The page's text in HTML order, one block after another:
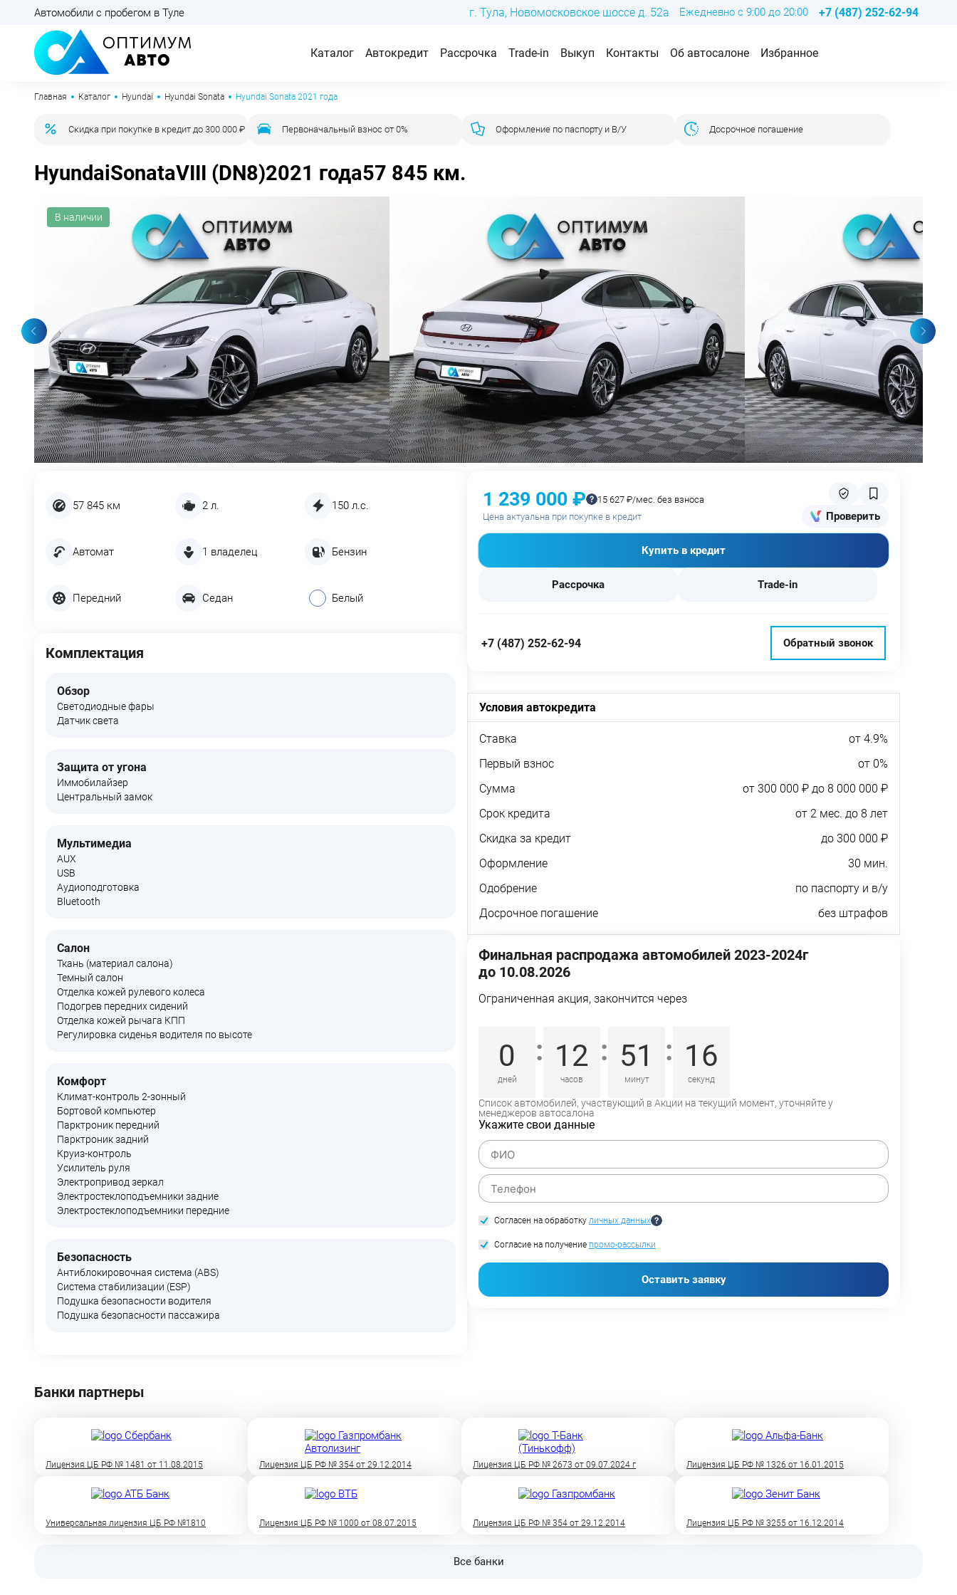
Автомобили с пробегом в Туле г. Тула, Новомосковское шоссе д. 52а Ежедневно с 9:00 до 20:00 +7 (487) 252-62-94
Каталог Автокредит Рассрочка Trade-in Выкуп Контакты Об автосалоне Избранное
Главная Каталог Hyundai Hyundai Sonata Hyundai Sonata 2021 года
Скидка при покупке в кредит до 300 000 ₽ Первоначальный взнос от 0% Оформление по паспорту и В/У Досрочное погашение
HyundaiSonataVIII (DN8)2021 года57 845 км.
В наличии
57 845 км 2 л. 150 л.с.
Автомат 1 владелец Бензин
Передний Седан Белый
Комплектация
Обзор
Светодиодные фары
Датчик света
Защита от угона
Иммобилайзер
Центральный замок
Мультимедиа
AUX
USB
Аудиоподготовка
Bluetooth
Салон
Ткань (материал салона)
Темный салон
Отделка кожей рулевого колеса
Подогрев передних сидений
Отделка кожей рычага КПП
Регулировка сиденья водителя по высоте
Комфорт
Климат-контроль 2-зонный
Бортовой компьютер
Парктроник передний
Парктроник задний
Круиз-контроль
Усилитель руля
Электропривод зеркал
Электростеклоподъемники задние
Электростеклоподъемники передние
Безопасность
Антиблокировочная система (ABS)
Система стабилизации (ESP)
Подушка безопасности водителя
Подушка безопасности пассажира
1 239 000 ₽
15 627 ₽/мес. без взноса
Цена актуальна при покупке в кредит
Проверить
Купить в кредит
Рассрочка Trade-in
+7 (487) 252-62-94 Обратный звонок
Условия автокредита
Ставка
от 4.9%
Первый взнос
от 0%
Сумма
от 300 000 ₽ до 8 000 000 ₽
Срок кредита
от 2 мес. до 8 лет
Скидка за кредит
до 300 000 ₽
Оформление
30 мин.
Одобрение
по паспорту и в/у
Досрочное погашение
без штрафов
Финальная распродажа автомобилей 2023-2024г
до 10.08.2026
Ограниченная акция, закончится через
0
дней
: 12
часов
: 51
минут
: 16
секунд
Список автомобилей, участвующий в Акции на текущий момент, уточняйте у
менеджеров автосалона
Укажите свои данные
Согласен на обработку личных данных
Согласие на получение промо-рассылки
Оставить заявку
Банки партнеры
Лицензия ЦБ РФ № 1481 от 11.08.2015 Лицензия ЦБ РФ № 354 от 29.12.2014 Лицензия ЦБ РФ № 2673 от 09.07.2024 г Лицензия ЦБ РФ № 1326 от 16.01.2015
Универсальная лицензия ЦБ РФ №1810 Лицензия ЦБ РФ № 1000 от 08.07.2015 Лицензия ЦБ РФ № 354 от 29.12.2014 Лицензия ЦБ РФ № 3255 от 16.12.2014
Все банки